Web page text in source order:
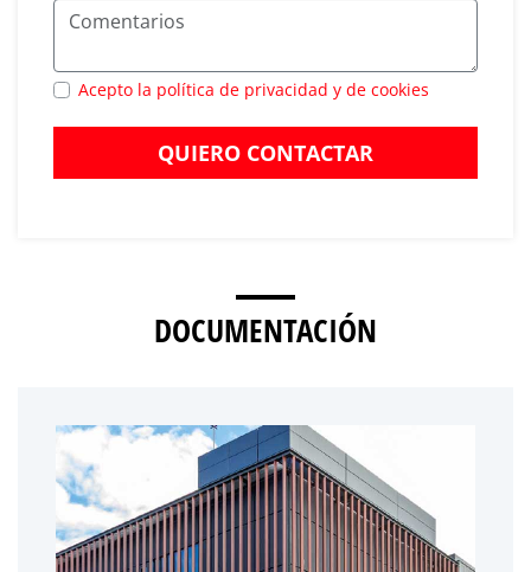
Acepto la política de privacidad y de cookies
QUIERO CONTACTAR
DOCUMENTACIÓN